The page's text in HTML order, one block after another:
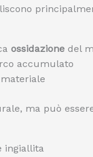
ossidazione del
accumulato
ma può
ingiallita